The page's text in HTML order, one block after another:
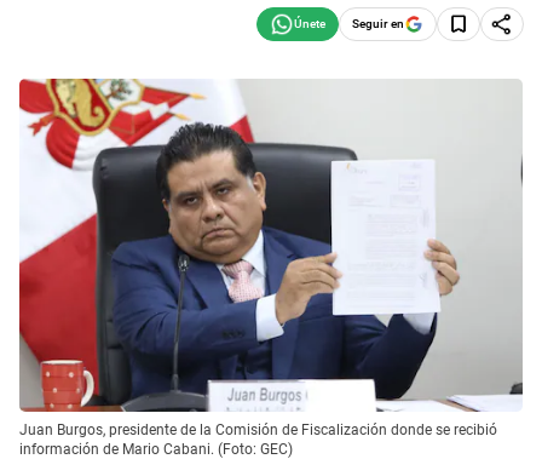
Seguir en
Juan Burgos, presidente de la Comisión de Fiscalización donde se recibió
información de Mario Cabani. (Foto: GEC)